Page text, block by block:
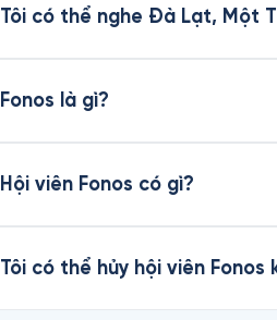
Tôi có thể nghe Đà Lạt, Một
Fonos là gì?
Hội viên Fonos có gì?
Tôi có thể hủy hội viên Fonos